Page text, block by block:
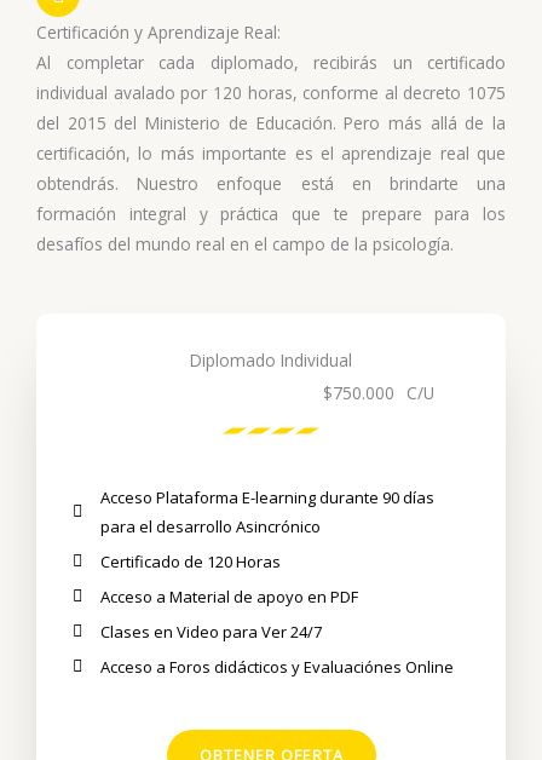
Certificación y Aprendizaje Real:
Al completar cada diplomado, recibirás un certificado
individual avalado por 120 horas, conforme al decreto 1075
del 2015 del Ministerio de Educación. Pero más allá de la
certificación, lo más importante es el aprendizaje real que
obtendrás. Nuestro enfoque está en brindarte una
formación integral y práctica que te prepare para los
desafíos del mundo real en el campo de la psicología.
Diplomado Individual
$750.000
C/U
Acceso Plataforma E-learning durante 90 días
para el desarrollo Asincrónico
Certificado de 120 Horas
Acceso a Material de apoyo en PDF
Clases en Video para Ver 24/7
Acceso a Foros didácticos y Evaluaciónes Online
OBTENER OFERTA